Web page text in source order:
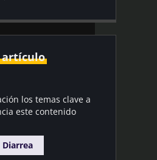
artículo
los temas clave a
este contenido
Diarrea